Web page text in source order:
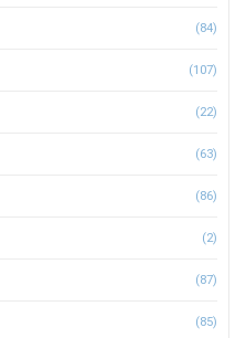
(84)
(107)
(22)
(63)
(86)
(2)
(87)
(85)